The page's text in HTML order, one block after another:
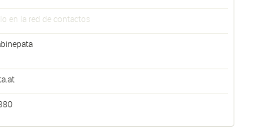
en la red de contactos